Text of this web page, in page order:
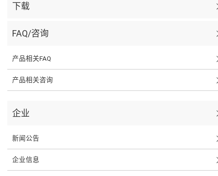
下载
FAQ/咨询
产品相关FAQ
产品相关咨询
企业
新闻公告
企业信息